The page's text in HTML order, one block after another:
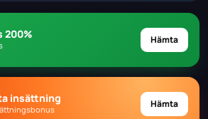
200% Hämta
insättning Hämta